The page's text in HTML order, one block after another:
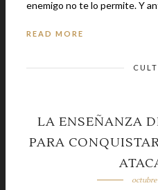
READ MORE
LA ENSEÑANZA
PARA
octubre